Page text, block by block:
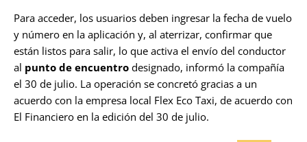
Para acceder, los usuarios deben ingresar la fecha de vuelo
y número en la aplicación y, al aterrizar, confirmar que
están listos para salir, lo que activa el envío del conductor
al punto de encuentro designado, informó la compañía
el 30 de julio. La operación se concretó gracias a un
acuerdo con la empresa local Flex Eco Taxi, de acuerdo con
El Financiero en la edición del 30 de julio.